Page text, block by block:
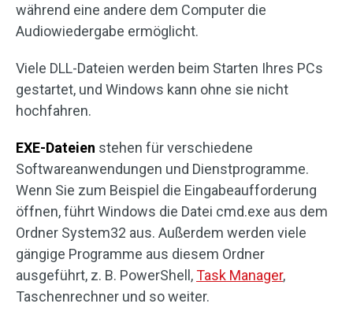
während eine andere dem Computer die
Audiowiedergabe ermöglicht.
Viele DLL-Dateien werden beim Starten Ihres PCs
gestartet, und Windows kann ohne sie nicht
hochfahren.
EXE-Dateien stehen für verschiedene
Softwareanwendungen und Dienstprogramme.
Wenn Sie zum Beispiel die Eingabeaufforderung
öffnen, führt Windows die Datei cmd.exe aus dem
Ordner System32 aus. Außerdem werden viele
gängige Programme aus diesem Ordner
ausgeführt, z. B. PowerShell,Task Manager,
Taschenrechner und so weiter.